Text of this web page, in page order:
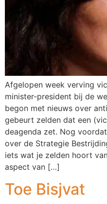
Afgelopen week verving
minister-president bij de
begon met nieuws over
gebeurt zelden dat een
deagenda zet. Nog
over de Strategie
iets wat je zelden hoort
aspect van […]
Toe Bisjvat